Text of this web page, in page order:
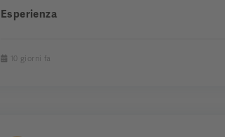
Esperienza
10 giorni fa